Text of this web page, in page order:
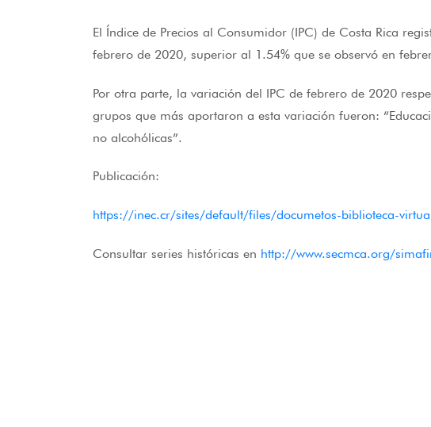
El Índice de Precios al Consumidor (IPC) de Costa Rica
febrero de 2020, superior al 1.54% que se observó en
Por otra parte, la variación del IPC de febrero de 2020
grupos que más aportaron a esta variación fueron:
no alcohólicas”.
Publicación:
https://inec.cr/sites/default/files/documetos-biblioteca-
Consultar series históricas en http://www.secmca.org/